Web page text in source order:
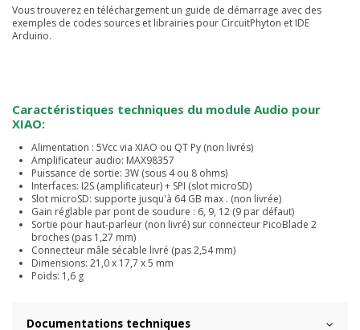
Vous trouverez en téléchargement un guide de démarrage avec des
exemples de codes sources et librairies pour CircuitPhyton et IDE
Arduino.
Caractéristiques techniques du module Audio pour
XIAO:
Alimentation : 5Vcc via XIAO ou QT Py (non livrés)
Amplificateur audio: MAX98357
Puissance de sortie: 3W (sous 4 ou 8 ohms)
Interfaces: I2S (amplificateur) + SPI (slot microSD)
Slot microSD: supporte jusqu'à 64 GB max . (non livrée)
Gain réglable par pont de soudure : 6, 9, 12 (9 par défaut)
Sortie pour haut-parleur (non livré) sur connecteur PicoBlade 2
broches (pas 1,27 mm)
Connecteur mâle sécable livré (pas 2,54 mm)
Dimensions: 21,0 x 17,7 x 5 mm
Poids: 1,6 g
Documentations techniques